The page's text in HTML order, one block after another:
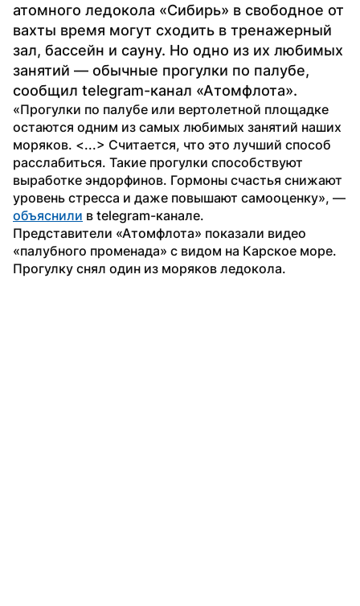
атомного ледокола «Сибирь» в свободное от
вахты время могут сходить в тренажерный
зал, бассейн и сауну. Но одно из их любимых
занятий — обычные прогулки по палубе,
сообщил telegram-канал «Атомфлота».
«Прогулки по палубе или вертолетной площадке
остаются одним из самых любимых занятий наших
моряков. <...> Считается, что это лучший способ
расслабиться. Такие прогулки способствуют
выработке эндорфинов. Гормоны счастья снижают
объяснили в telegram-канале.
Представители «Атомфлота» показали видео
«палубного променада» с видом на Карское море.
Прогулку снял один из моряков ледокола.